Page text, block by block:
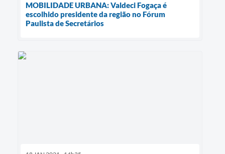
MOBILIDADE URBANA: Valdeci Fogaça é
escolhido presidente da região no Fórum
Paulista de Secretários